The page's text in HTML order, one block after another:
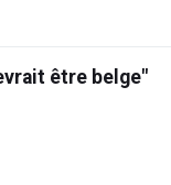
être belge"